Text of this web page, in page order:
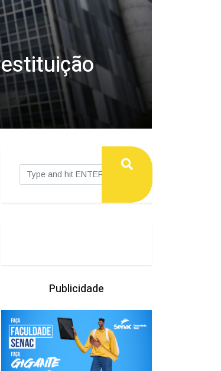
Publicidade